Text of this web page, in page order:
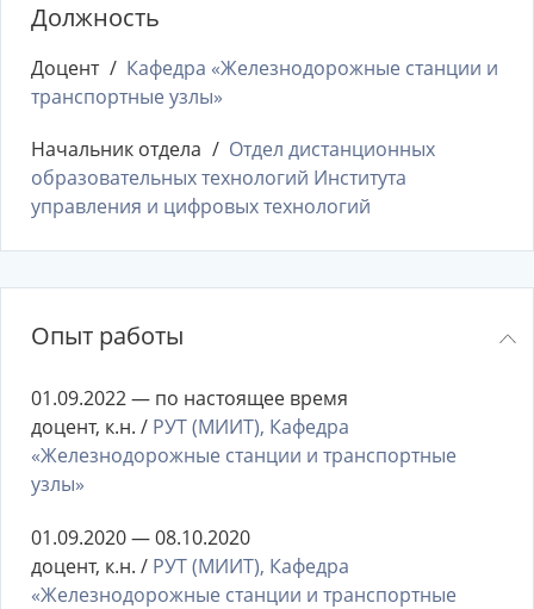
Должность
Доцент
Кафедра «Железнодорожные станции и
транспортные узлы»
Начальник отдела
Отдел дистанционных
образовательных технологий Института
управления и цифровых технологий
Опыт работы
01.09.2022 — по настоящее время
доцент, к.н. / РУТ (МИИТ), Кафедра
«Железнодорожные станции и транспортные
узлы»
01.09.2020 — 08.10.2020
доцент, к.н. / РУТ (МИИТ), Кафедра
«Железнодорожные станции и транспортные